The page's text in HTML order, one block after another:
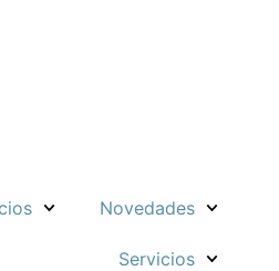
Novedades
Servicios